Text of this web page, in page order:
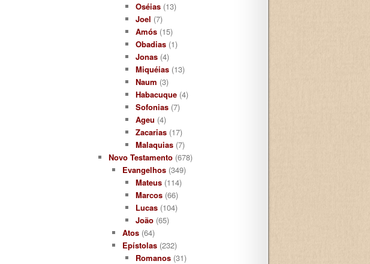
Oséias (13)
Joel (7)
Amós (15)
Obadias (1)
Jonas (4)
Miquéias (13)
Naum (3)
Habacuque (4)
Sofonias (7)
Ageu (4)
Zacarias (17)
Malaquias (7)
Novo Testamento (678)
Evangelhos(349)
Mateus (114)
Marcos (66)
Lucas (104)
João (65)
Atos(64)
Epístolas(232)
Romanos (31)